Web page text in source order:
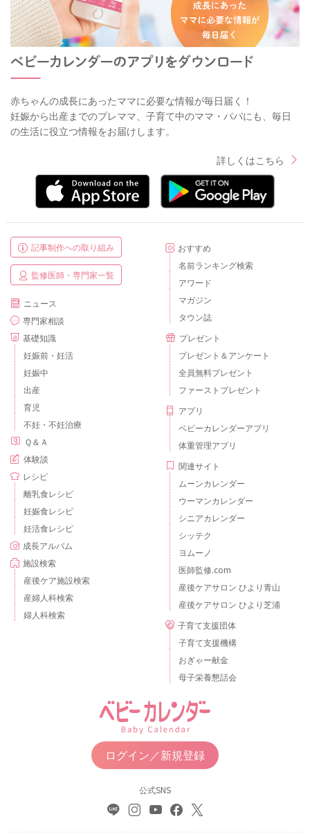
赤ちゃんの成長にあったママに必要な情報が毎日届く！
妊娠から出産までのプレママ、子育て中のママ・パパにも、毎日
の生活に役立つ情報をお届けします。
詳しくはこちら
記事制作への取り組み
監修医師・専門家一覧
ニュース
専門家相談
基礎知識
妊娠前・妊活
妊娠中
出産
育児
不妊・不妊治療
Ｑ＆Ａ
体験談
レシピ
離乳食レシピ
妊娠食レシピ
妊活食レシピ
成長アルバム
施設検索
産後ケア施設検索
産婦人科検索
婦人科検索
おすすめ
名前ランキング検索
アワード
マガジン
タウン誌
プレゼント
プレゼント＆アンケート
全員無料プレゼント
ファーストプレゼント
アプリ
ベビーカレンダーアプリ
体重管理アプリ
関連サイト
ムーンカレンダー
ウーマンカレンダー
シニアカレンダー
シッテク
ヨムーノ
医師監修.com
産後ケアサロン ひより青山
産後ケアサロン ひより芝浦
子育て支援団体
子育て支援機構
おぎゃー献金
母子栄養懇話会
ログイン／新規登録
公式SNS